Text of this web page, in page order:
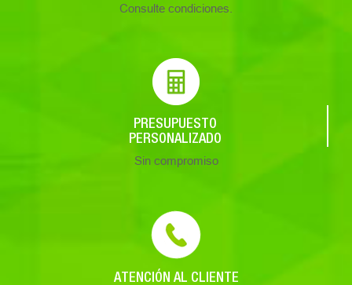
Consulte condiciones.
PRESUPUESTO
PERSONALIZADO
Sin compromiso
ATENCIÓN AL CLIENTE